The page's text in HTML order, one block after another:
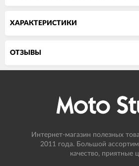
ХАРАКТЕРИСТИКИ
ОТЗЫВЫ
Интернет-магазин полезных
2011 года. Большой
качество, приятные